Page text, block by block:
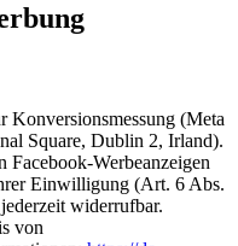
Konversionsmessung (Meta
Square, Dublin 2, Irland).
Werbeanzeigen
Einwilligung (Art. 6 Abs.
widerrufbar.
von